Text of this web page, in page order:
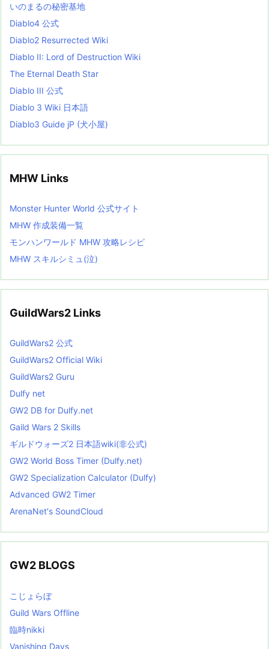
i
s
t
いのまるの秘密基地
Diablo4 公式
Diablo2 Resurrected Wiki
Diablo II: Lord of Destruction Wiki
The Eternal Death Star
Diablo III 公式
Diablo 3 Wiki 日本語
Diablo3 Guide jP (犬小屋)
MHW Links
Monster Hunter World 公式サイト
MHW 作成装備一覧
モンハンワールド MHW 攻略レシピ
MHW スキルシミュ(泣)
GuildWars2 Links
GuildWars2 公式
GuildWars2 Official Wiki
GuildWars2 Guru
Dulfy net
GW2 DB for Dulfy.net
Gaild Wars 2 Skills
ギルドウォーズ2 日本語wiki(非公式)
GW2 World Boss Timer (Dulfy.net)
GW2 Specialization Calculator (Dulfy)
Advanced GW2 Timer
ArenaNet's SoundCloud
GW2 BLOGS
こじょらぼ
Guild Wars Offline
臨時nikki
Vanishing Days